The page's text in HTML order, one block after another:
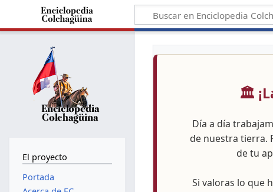
🏛️
Día a día
de nuestra tierra.
de tu
Si valoras lo que
El proyecto
Portada